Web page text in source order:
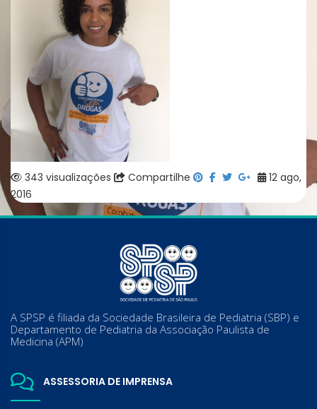
343 visualizações Compartilhe
12 ago,
2016
A SPSP é filiada da Sociedade Brasileira de Pediatria (SBP) e
Departamento de Pediatria da Associação Paulista de
Medicina (APM)
ASSESSORIA DE IMPRENSA